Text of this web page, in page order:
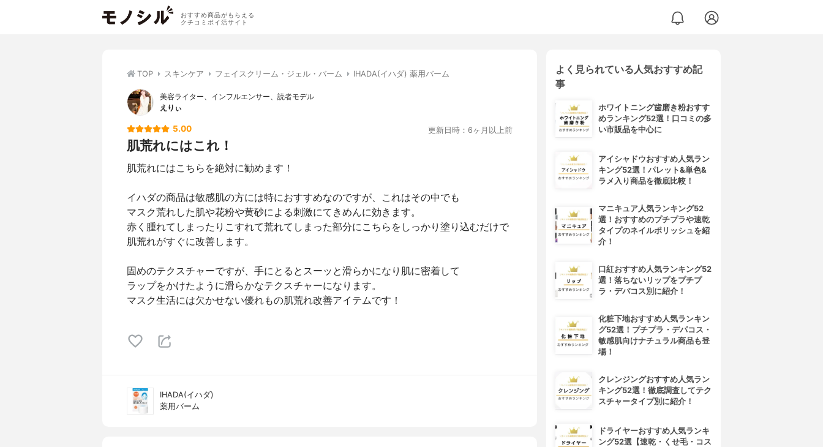
おすすめ商品がもらえる
クチコミポイ活サイト
TOP スキンケア フェイスクリーム・ジェル・バーム IHADA(イハダ) 薬用バーム
美容ライター、インフルエンサー、読者モデル
えりぃ
5.00 更新日時：6ヶ月以上前
肌荒れにはこれ！
肌荒れにはこちらを絶対に勧めます！
イハダの商品は敏感肌の方には特におすすめなのですが、これはその中でも
マスク荒れした肌や花粉や黄砂による刺激にてきめんに効きます。
赤く腫れてしまったりこすれて荒れてしまった部分にこちらをしっかり塗り込むだけで
肌荒れがすぐに改善します。
固めのテクスチャーですが、手にとるとスーッと滑らかになり肌に密着して
ラップをかけたように滑らかなテクスチャーになります。
マスク生活には欠かせない優れもの肌荒れ改善アイテムです！
IHADA(イハダ)
薬用バーム
よく見られている人気おすすめ記
事
ホワイトニング歯磨き粉おすす
めランキング52選！口コミの多
い市販品を中心に
アイシャドウおすすめ人気ラン
キング52選！パレット&単色&
ラメ入り商品を徹底比較！
マニキュア人気ランキング52
選！おすすめのプチプラや速乾
タイプのネイルポリッシュを紹
介！
口紅おすすめ人気ランキング52
選！落ちないリップをプチプ
ラ・デパコス別に紹介！
化粧下地おすすめ人気ランキン
グ52選！プチプラ・デパコス・
敏感肌向けナチュラル商品も登
場！
クレンジングおすすめ人気ラン
キング52選！徹底調査してテク
スチャータイプ別に紹介！
ドライヤーおすすめ人気ランキ
ング52選【速乾・くせ毛・コス